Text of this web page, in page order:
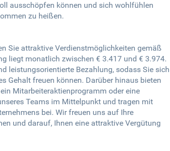
ausschöpfen können und sich wohlfühlen
zu heißen.
Sie attraktive Verdienstmöglichkeiten gemäß
liegt monatlich zwischen € 3.417 und € 3.974.
leistungsorientierte Bezahlung, sodass Sie sich
Gehalt freuen können. Darüber hinaus bieten
Mitarbeiteraktienprogramm oder eine
Teams im Mittelpunkt und tragen mit
bei. Wir freuen uns auf Ihre
und darauf, Ihnen eine attraktive Vergütung